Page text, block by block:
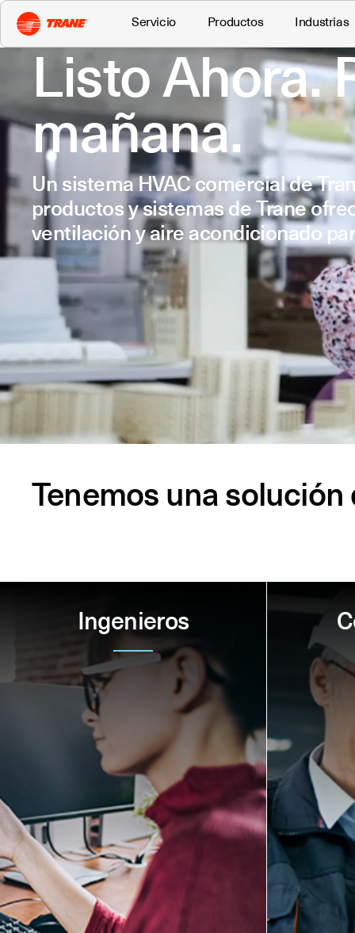
Servicio Productos Industrias
Listo Ahora.
mañana.
Un sistema HVAC comercial de
productos y sistemas de Trane
ventilación y aire acondicionado
Tenemos una solución
Ingenieros